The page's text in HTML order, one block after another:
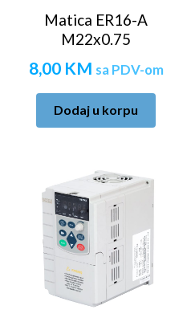
Matica ER16-A
M22x0.75
8,00 KM sa PDV-om
Dodaj u korpu